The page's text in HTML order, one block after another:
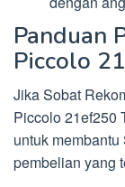
Panduan
Piccolo
Jika Sobat
Piccolo 21ef250
untuk
pembelian yang